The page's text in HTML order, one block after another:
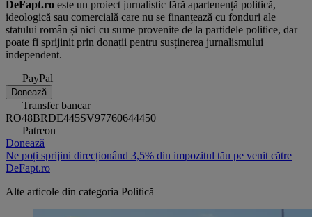
DeFapt.ro este un proiect jurnalistic fără apartenență politică,
ideologică sau comercială care nu se finanțează cu fonduri ale
statului român și nici cu sume provenite de la partidele politice, dar
poate fi sprijinit prin donații pentru susținerea jurnalismului
independent.
PayPal
Donează
Transfer bancar
RO48BRDE445SV97760644450
Patreon
Donează
Ne poți sprijini direcționând 3,5% din impozitul tău pe venit către
DeFapt.ro
Alte articole din categoria Politică